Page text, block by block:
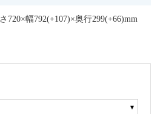
720×幅792(+107)×奥行299(+66)mm